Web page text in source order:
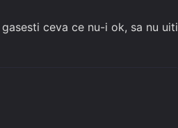
ceva ce nu-i ok, sa nu uiti